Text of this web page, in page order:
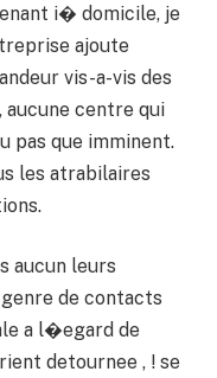
i� domicile, je
ajoute
vis-a-vis des
centre qui
pas que imminent.
les atrabilaires
aucun leurs
de contacts
a l�egard de
detournee , ! se